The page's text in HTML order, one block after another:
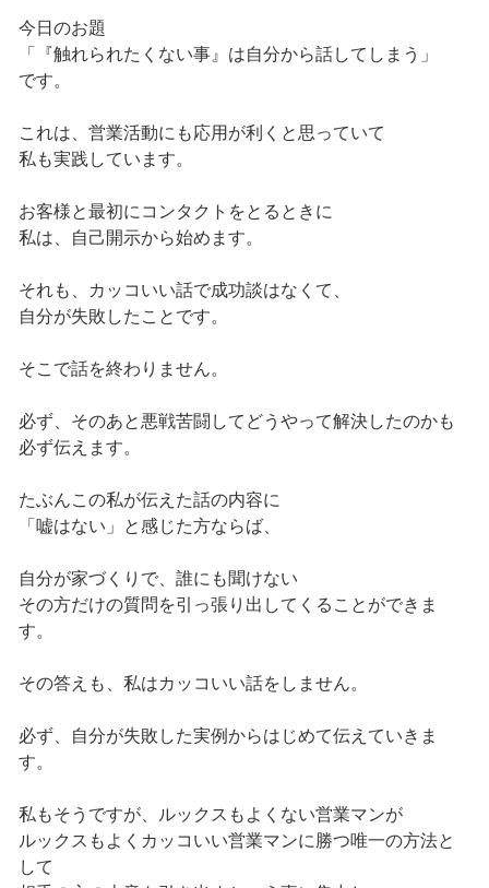
今日のお題
「『触れられたくない事』は自分から話してしまう」
です。
これは、営業活動にも応用が利くと思っていて
私も実践しています。
お客様と最初にコンタクトをとるときに
私は、自己開示から始めます。
それも、カッコいい話で成功談はなくて、
自分が失敗したことです。
そこで話を終わりません。
必ず、そのあと悪戦苦闘してどうやって解決したのかも
必ず伝えます。
たぶんこの私が伝えた話の内容に
「嘘はない」と感じた方ならば、
自分が家づくりで、誰にも聞けない
その方だけの質問を引っ張り出してくることができま
す。
その答えも、私はカッコいい話をしません。
必ず、自分が失敗した実例からはじめて伝えていきま
す。
私もそうですが、ルックスもよくない営業マンが
ルックスもよくカッコいい営業マンに勝つ唯一の方法と
して